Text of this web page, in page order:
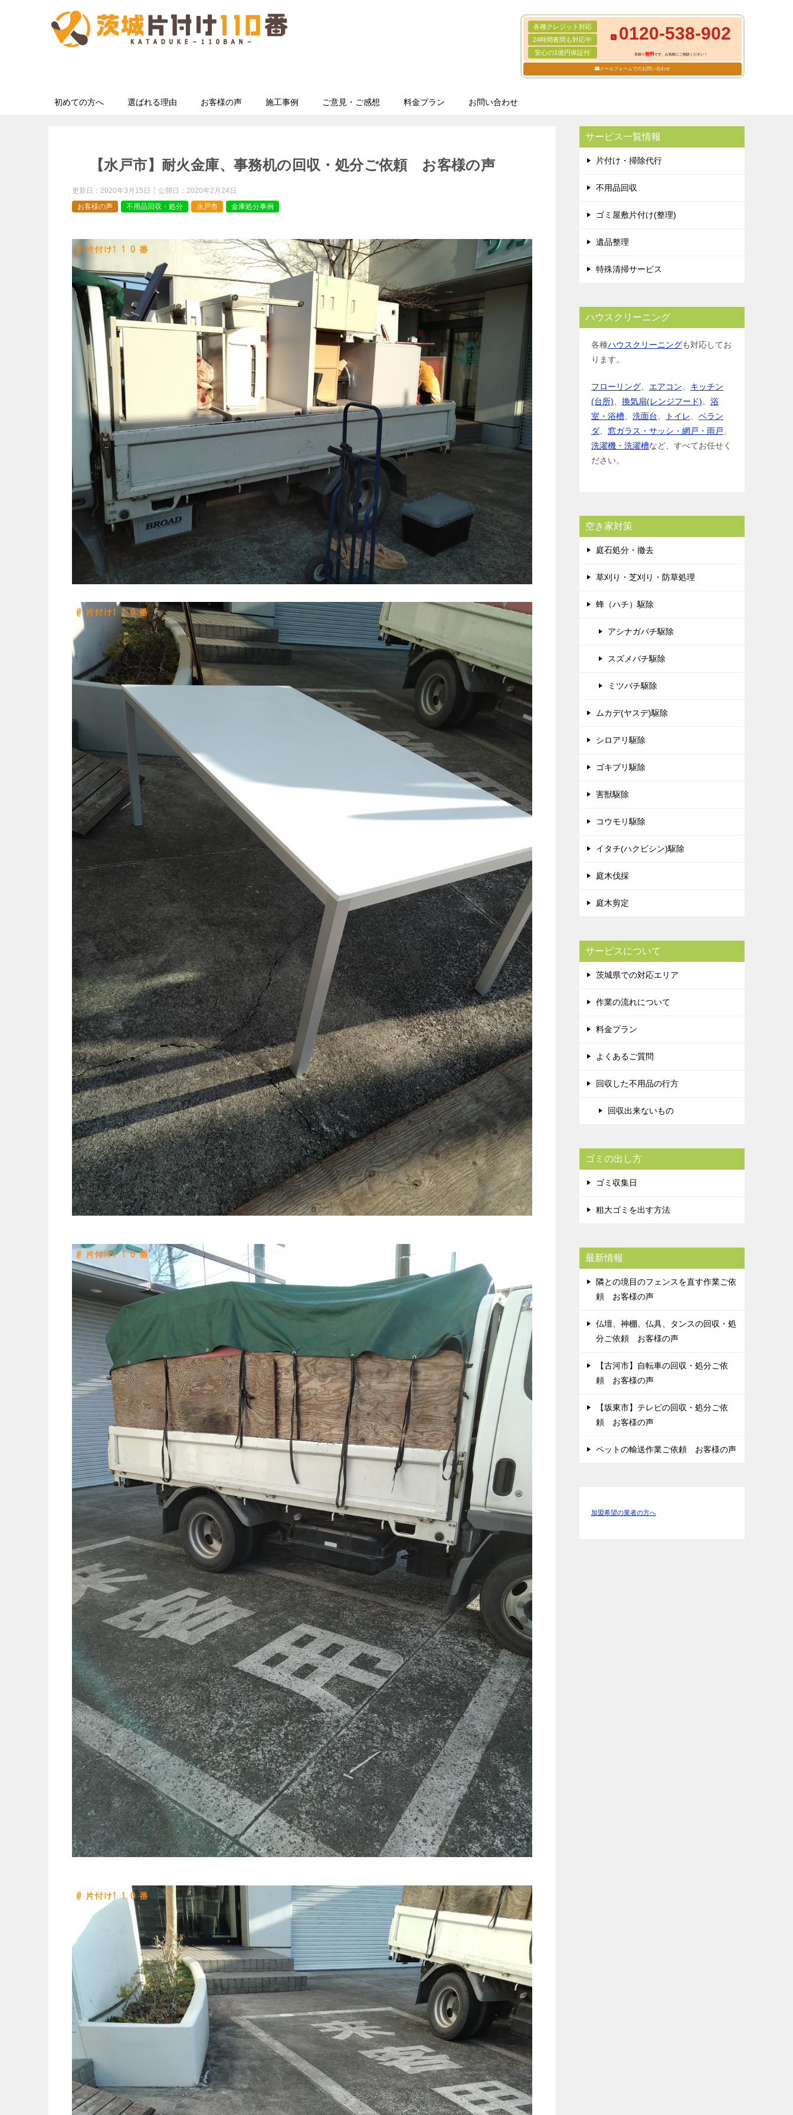
各種クレジット対応
24時間夜間も対応中
安心の1億円保証付
0120-538-902
見積り無料です。お気軽にご相談ください！
メールフォームでのお問い合わせ
初めての方へ 選ばれる理由 お客様の声 施工事例 ご意見・ご感想 料金プラン お問い合わせ
【水戸市】耐火金庫、事務机の回収・処分ご依頼 お客様の声
更新日： 2020年3月15日 公開日： 2020年2月24日
お客様の声
不用品回収・処分 水戸市 金庫処分事例
サービス一覧情報
片付け・掃除代行
不用品回収
ゴミ屋敷片付け(整理)
遺品整理
特殊清掃サービス
ハウスクリーニング
各種ハウスクリーニングも対応してお
ります。
フローリング エアコン
キッチン
(台所)
換気扇(レンジフード)
浴
室・浴槽
洗面台 トイレ
ベラン
ダ
窓ガラス・サッシ・網戸・雨戸
洗濯機・洗濯槽など、すべてお任せく
ださい。
空き家対策
庭石処分・撤去
草刈り・芝刈り・防草処理
蜂（ハチ）駆除
アシナガバチ駆除
スズメバチ駆除
ミツバチ駆除
ムカデ(ヤスデ)駆除
シロアリ駆除
ゴキブリ駆除
害獣駆除
コウモリ駆除
イタチ(ハクビシン)駆除
庭木伐採
庭木剪定
サービスについて
茨城県での対応エリア
作業の流れについて
料金プラン
よくあるご質問
回収した不用品の行方
回収出来ないもの
ゴミの出し方
ゴミ収集日
粗大ゴミを出す方法
最新情報
隣との境目のフェンスを直す作業ご依
頼 お客様の声
仏壇、神棚、仏具、タンスの回収・処
分ご依頼 お客様の声
【古河市】自転車の回収・処分ご依
頼 お客様の声
【坂東市】テレビの回収・処分ご依
頼 お客様の声
ペットの輸送作業ご依頼 お客様の声
加盟希望の業者の方へ